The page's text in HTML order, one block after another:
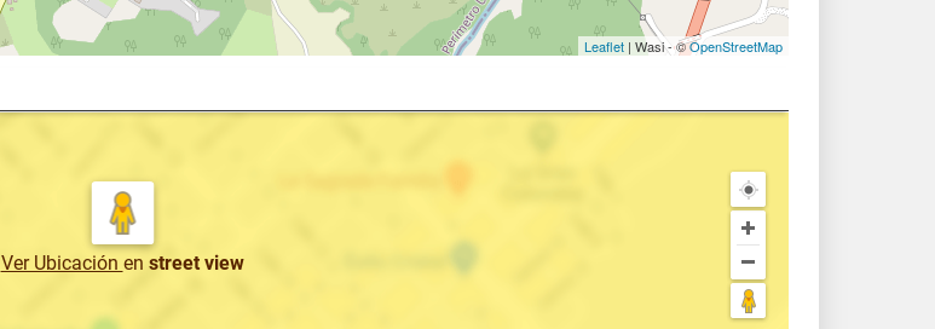
Leaflet | Wasi - ©OpenStreetMap
Ver Ubicación en street view